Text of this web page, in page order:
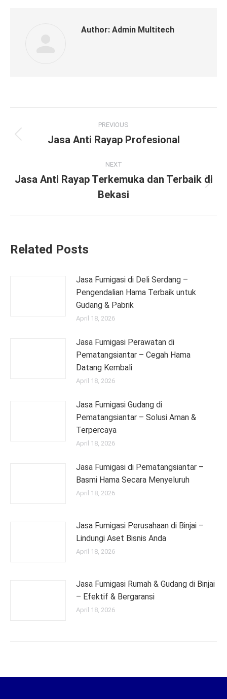
Author: Admin Multitech
navigation
PREVIOUS
Previous
Jasa Anti Rayap Profesional
NEXT
post:
Jasa Anti Rayap Terkemuka dan Terbaik di
Bekasi
Related Posts
Jasa Fumigasi di Deli Serdang –
Pengendalian Hama Terbaik untuk
Gudang & Pabrik
April 18, 2026
Jasa Fumigasi Perawatan di
Pematangsiantar – Cegah Hama
Datang Kembali
April 18, 2026
Jasa Fumigasi Gudang di
Pematangsiantar – Solusi Aman &
Terpercaya
April 18, 2026
Jasa Fumigasi di Pematangsiantar –
Basmi Hama Secara Menyeluruh
April 18, 2026
Jasa Fumigasi Perusahaan di Binjai –
Lindungi Aset Bisnis Anda
April 18, 2026
Jasa Fumigasi Rumah & Gudang di Binjai
– Efektif & Bergaransi
April 18, 2026